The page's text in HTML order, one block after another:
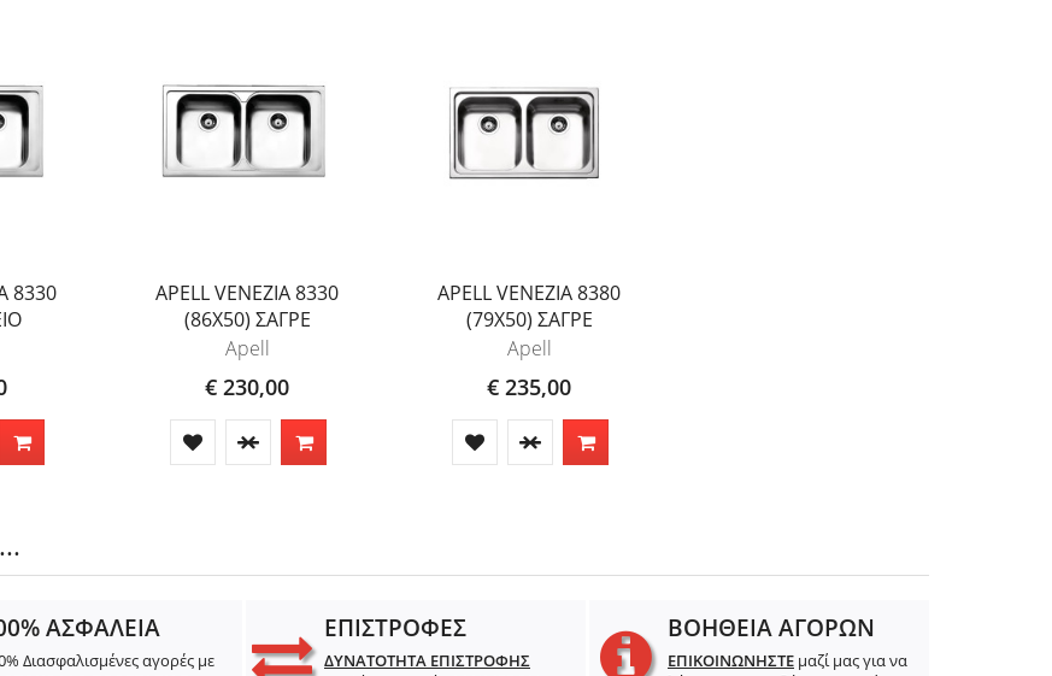
8330
APELL VENEZIA 8330
(86X50) ΣΑΓΡΕ
Apell
€ 230,00
APELL VENEZIA 8380
(79X50) ΣΑΓΡΕ
Apell
€ 235,00
ΑΣΦΑΛΕΙΑ
Διασφαλισμένες αγορές με
ΕΠΙΣΤΡΟΦΕΣ
ΔΥΝΑΤΟΤΗΤΑ ΕΠΙΣΤΡΟΦΗΣ
ΒΟΗΘΕΙΑ ΑΓΟΡΩΝ
ΕΠΙΚΟΙΝΩΝΗΣΤΕ μαζί μας για να